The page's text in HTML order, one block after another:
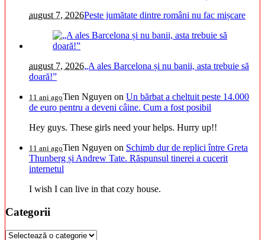
august 7, 2026Peste jumătate dintre români nu fac mișcare
august 7, 2026„A ales Barcelona și nu banii, asta trebuie să
doară!”
11 ani agoTien Nguyen on Un bărbat a cheltuit peste 14.000
de euro pentru a deveni câine. Cum a fost posibil
Hey guys. These girls need your helps. Hurry up!!
11 ani agoTien Nguyen on Schimb dur de replici între Greta
Thunberg și Andrew Tate. Răspunsul tinerei a cucerit
internetul
I wish I can live in that cozy house.
Categorii
Categorii